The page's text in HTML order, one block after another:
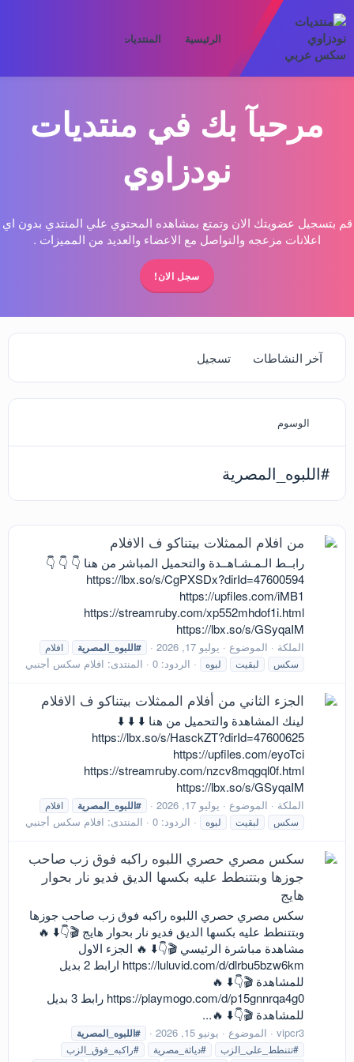
الرئيسية المنتديات
مرحبآ بك في منتديات
نودزاوي
قم بتسجيل عضويتك الان وتمتع بمشاهده المحتوي علي المنتدي بدون اي
اعلانات مزعجه والتواصل مع الاعضاء والعديد من المميزات .
سجل الان!
آخر النشاطات تسجيل
الوسوم
#اللبوه_المصرية
من افلام الممثلات بيتناكو ف الافلام
رابــط الـمـشـاهــدة والتحميل المباشر من هنا 👇 👇 👇
https://lbx.so/s/CgPXSDx?dirId=47600594
https://upfiles.com/iMB1
https://streamruby.com/xp552mhdof1i.html
https://lbx.so/s/GSyqaIM
الملكة الموضوع يوليو 17, 2026 #اللبوه_المصرية
افلام
سكس
لبقيت لبوه الردود: 0 المنتدى: افلام سكس أجنبي
الجزء الثاني من أفلام الممثلات بيتناكو ف الافلام
لينك المشاهدة والتحميل من هنا ⬇️ ⬇️ ⬇️
https://lbx.so/s/HasckZT?dirId=47600625
https://upfiles.com/eyoTci
https://streamruby.com/nzcv8mqgql0f.html
https://lbx.so/s/GSyqaIM
الملكة الموضوع يوليو 17, 2026 #اللبوه_المصرية
افلام
سكس
لبقيت لبوه الردود: 0 المنتدى: افلام سكس أجنبي
سكس مصري حصري اللبوه راكبه فوق زب صاحب
جوزها وبتتنطط عليه بكسها الديق فديو نار بحوار
هايج
سكس مصري حصري اللبوه راكبه فوق زب صاحب جوزها
وبتتنطط عليه بكسها الديق فديو نار بحوار هايج 🎬👇⬇️ 🔥
مشاهدة مباشرة الرئيسي 🎬👇⬇️ 🔥 الجزء الاول
https://luluvid.com/d/dlrbu5bzw6km ارابط 2 بديل
للمشاهدة 🎬👇⬇️ 🔥
https://playmogo.com/d/p15gnnrqa4g0 رابط 3 بديل
للمشاهدة 🎬👇⬇️ 🔥...
vipcr3 الموضوع يونيو 15, 2026 #اللبوه_المصرية
#تتنطط_على_الزب #دياثة_مصرية
#راكبه_فوق_الزب